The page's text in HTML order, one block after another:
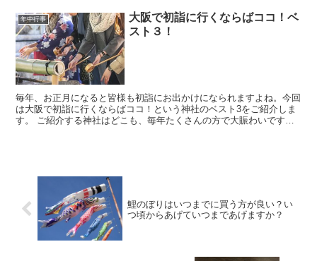
年中行事
大阪で初詣に行くならばココ！ベ
スト３！
毎年、お正月になると皆様も初詣にお出かけになられますよね。今回
は大阪で初詣に行くならばココ！という神社のベスト3をご紹介しま
す。 ご紹介する神社はどこも、毎年たくさんの方で大賑わいです
鯉のぼりはいつまでに買う方が良い？い
つ頃からあげていつまであげますか？